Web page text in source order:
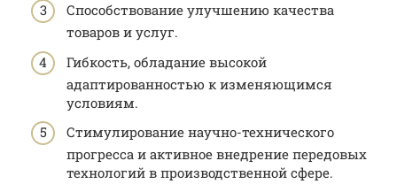
Способствование улучшению качества
товаров и услуг.
Гибкость, обладание высокой
адаптированностью к изменяющимся
условиям.
Стимулирование научно-технического
прогресса и активное внедрение передовых
технологий в производственной сфере.